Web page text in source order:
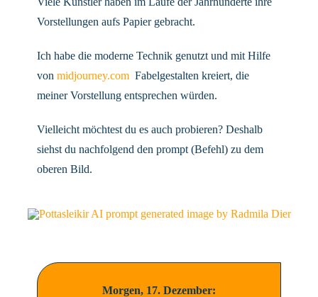
Vorstellungen aufs Papier gebracht.
Ich habe die moderne Technik genutzt und mit Hilfe
vonmidjourney.comFabelgestalten kreiert, die
meiner Vorstellung entsprechen würden.
Vielleicht möchtest du es auch probieren? Deshalb
siehst du nachfolgend den prompt (Befehl) zu dem
oberen Bild.
Morgen, 17. Dezember: